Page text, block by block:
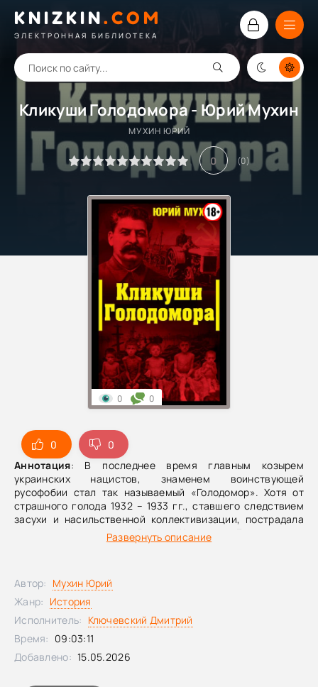
KNIZKIN. COM
ЭЛЕКТРОННАЯ БИБЛИОТЕКА
Кликуши Голодомора - Юрий Мухин
МУХИН ЮРИЙ
0 (0)
0
0
Аннотация: В последнее время главным козырем
украинских нацистов, знаменем воинствующей
русофобии стал так называемый «Голодомор». Хотя от
страшного голода 1932 – 1933 гг., ставшего следствием
засухи и насильственной коллективизации, пострадала
не только Украина, но и Россия, Казахстан, Белоруссия и
другие советские республики, – «оранжевые» объявили
Холокостом». Цель этой лжи очевидна – рассорить и
разобщить братские народы, навсегда оторвать Украину
от России. Заказчики тоже известны – не зря же Ющенко
всеми правдами и неправдами добивается признания
мифа о Голодоморе на Западе.Данная книга не оставляет
от этого мифа камня на камне, неопровержимо доказывая
Развернуть описание
0 0
Автор: Мухин Юрий
Жанр: История
Исполнитель: Ключевский Дмитрий
Время: 09:03:11
Добавлено: 15.05.2026